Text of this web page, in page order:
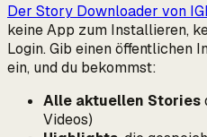
Der Story Downloader von
keine App zum Installieren,
Login. Gib einen öffentlichen
ein, und du bekommst:
Alle aktuellen Stories
Videos)